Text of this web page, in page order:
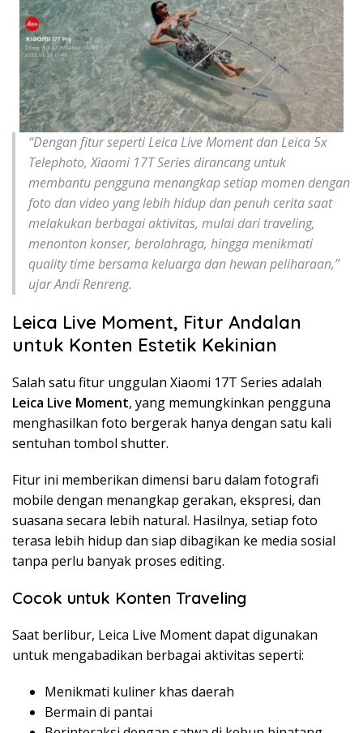
“Dengan fitur seperti Leica Live Moment dan Leica 5x
Telephoto, Xiaomi 17T Series dirancang untuk
membantu pengguna menangkap setiap momen dengan
foto dan video yang lebih hidup dan penuh cerita saat
melakukan berbagai aktivitas, mulai dari traveling,
menonton konser, berolahraga, hingga menikmati
quality time bersama keluarga dan hewan peliharaan,”
ujar Andi Renreng.
Leica Live Moment, Fitur Andalan
untuk Konten Estetik Kekinian
Salah satu fitur unggulan Xiaomi 17T Series adalah
Leica Live Moment, yang memungkinkan pengguna
menghasilkan foto bergerak hanya dengan satu kali
sentuhan tombol shutter.
Fitur ini memberikan dimensi baru dalam fotografi
mobile dengan menangkap gerakan, ekspresi, dan
suasana secara lebih natural. Hasilnya, setiap foto
terasa lebih hidup dan siap dibagikan ke media sosial
tanpa perlu banyak proses editing.
Cocok untuk Konten Traveling
Saat berlibur, Leica Live Moment dapat digunakan
untuk mengabadikan berbagai aktivitas seperti:
Menikmati kuliner khas daerah
Bermain di pantai